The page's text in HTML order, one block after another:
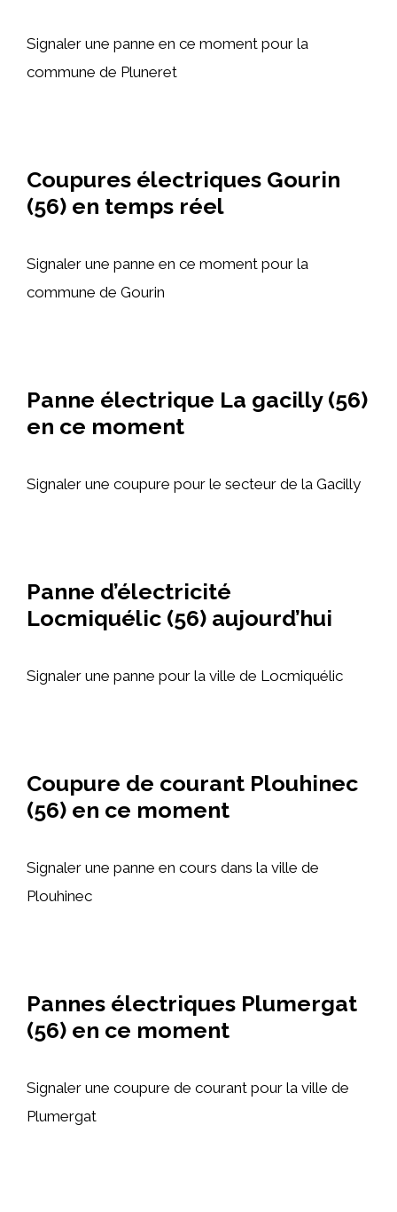
Signaler une panne en ce moment pour la
commune de Pluneret
Coupures électriques Gourin
(56) en temps réel
Signaler une panne en ce moment pour la
commune de Gourin
Panne électrique La gacilly (56)
en ce moment
Signaler une coupure pour le secteur de la Gacilly
Panne d’électricité
Locmiquélic (56) aujourd’hui
Signaler une panne pour la ville de Locmiquélic
Coupure de courant Plouhinec
(56) en ce moment
Signaler une panne en cours dans la ville de
Plouhinec
Pannes électriques Plumergat
(56) en ce moment
Signaler une coupure de courant pour la ville de
Plumergat